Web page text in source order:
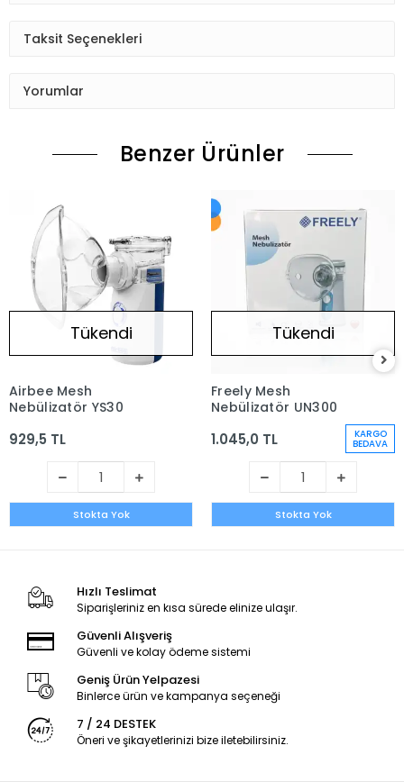
Taksit Seçenekleri
Yorumlar
Benzer Ürünler
Tükendi
Airbee Mesh
Nebülizatör YS30
929,5 TL
Stokta Yok
Tükendi
Freely Mesh
Nebülizatör UN300
1.045,0 TL KARGO
BEDAVA
Stokta Yok
Hızlı Teslimat
Siparişleriniz en kısa sürede elinize ulaşır.
Güvenli Alışveriş
Güvenli ve kolay ödeme sistemi
Geniş Ürün Yelpazesi
Binlerce ürün ve kampanya seçeneği
7 / 24 DESTEK
Öneri ve şikayetlerinizi bize iletebilirsiniz.